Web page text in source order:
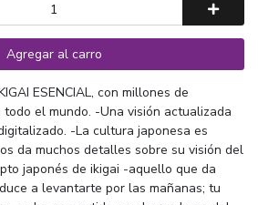
Agregar al carro
ESENCIAL, con millones de
el mundo. -Una visión actualizada
-La cultura japonesa es
da muchos detalles sobre su visión del
japonés de ikigai -aquello que da
a levantarte por las mañanas; tu